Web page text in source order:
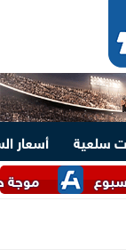
سلعية
أسعار
موجة حر غير